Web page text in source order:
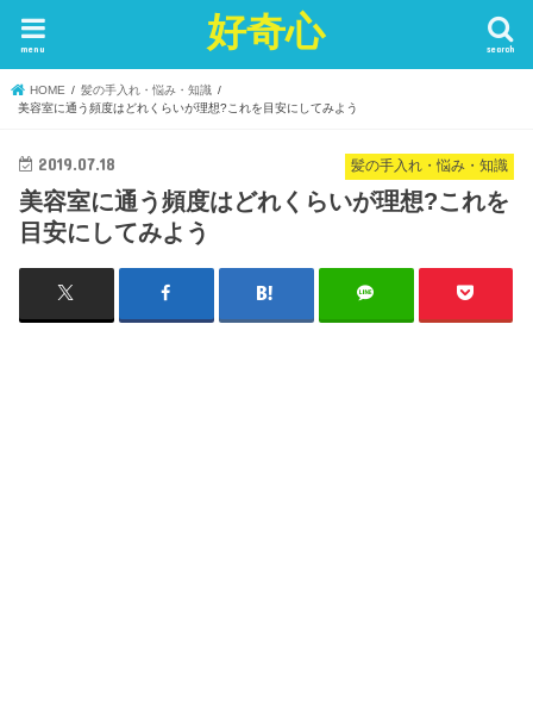
好奇心 search
menu
HOME
髪の手入れ・悩み・知識
美容室に通う頻度はどれくらいが理想?これを目安にしてみよう
髪の手入れ・悩み・知識
2019.07.18
美容室に通う頻度はどれくらいが理想?これを
目安にしてみよう